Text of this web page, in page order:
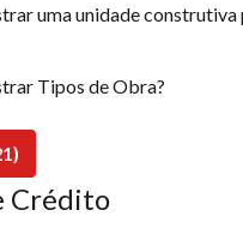
uma unidade construtiva
Tipos de Obra?
Crédito